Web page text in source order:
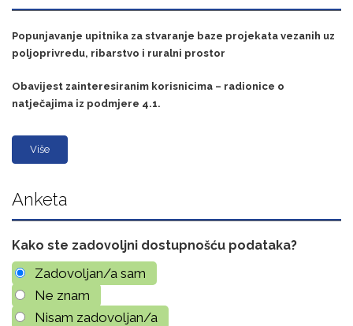
Popunjavanje upitnika za stvaranje baze projekata vezanih uz
poljoprivredu, ribarstvo i ruralni prostor
Obavijest zainteresiranim korisnicima – radionice o
natječajima iz podmjere 4.1.
Više
Anketa
Kako ste zadovoljni dostupnošću podataka?
Zadovoljan/a sam
Ne znam
Nisam zadovoljan/a